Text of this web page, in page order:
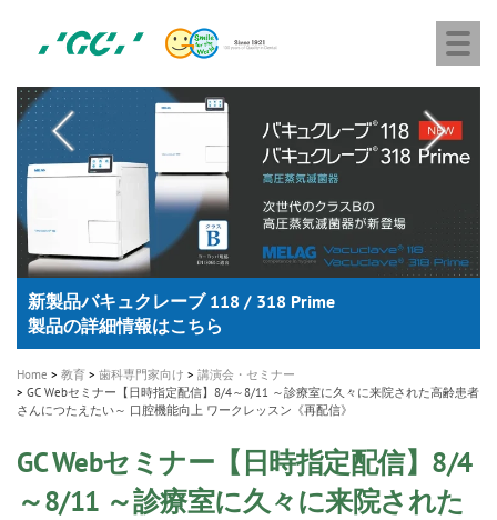
content
ジ
ー
シ
M
A healthy smile greatly contributes to your quality of life
新発売 エバーエックス フロー
製品の詳細情報はこちら
「セラスマート テクノロジーブック」公開
「イニシャル LiSi（リジ）ブロック テクノロジーブッ
ク」公開
歯を内部まで白くする
医療ホワイトニング ティオン®
新製品 イオム ナゴミ for DH
専用サイトはこちら
新製品バキュクレーブ 118 / 318 Prime
製品の詳細情報はこちら
インプラント Aadva®
ショートインプラント新発売
GCグループ企業
Home 教育 歯科専門家向け
講演会・セミナー
GC Webセミナー【日時指定配信】8/4～8/11 ～診療室に久々に来院された高齢患者
さんにつたえたい～ 口腔機能向上 ワークレッスン《再配信》
GC Webセミナー【日時指定配信】8/4
～8/11 ～診療室に久々に来院された